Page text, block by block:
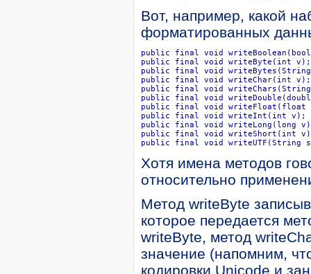
Вот, например, какой
форматированных
public final void
public final void writeByte(int v);
public final void
public final void writeChar(int v);
public final void
public final void
public final void writeFloat(float
public final void writeInt(int v);
public final void writeLong(long
public final void writeShort(int
public final void writeUTF(String
Хотя имена методов
относительно
Метод writeByte
которое передается
writeByte, метод
значение (напомним,
кодировки Unicode и